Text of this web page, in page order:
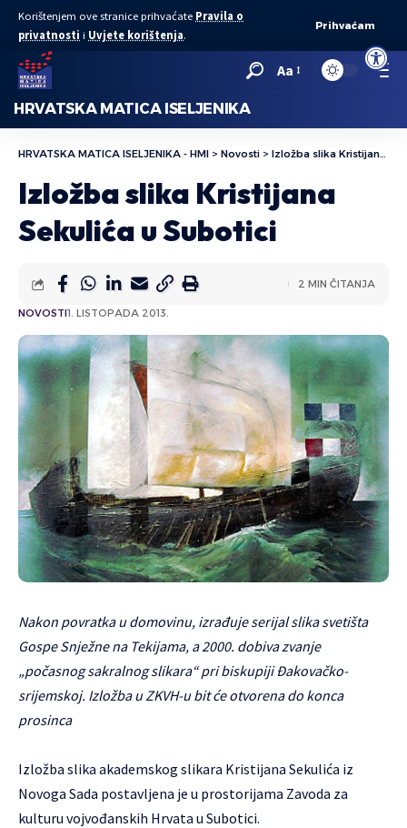
Open
Korištenjem ove stranice prihvaćate Pravila o
privatnosti i Uvjete korištenja.
Prihvaćam
Aa
HRVATSKA MATICA ISELJENIKA
HRVATSKA MATICA ISELJENIKA - HMI > Novosti > Izložba slika Kristijana Sekulića u Subotici
Izložba slika Kristijana
Sekulića u Subotici
NOVOSTI1. LISTOPADA 2013.
2 MIN ČITANJA
Nakon povratka u domovinu, izrađuje serijal slika svetišta
Gospe Snježne na Tekijama, a 2000. dobiva zvanje
„počasnog sakralnog slikara“ pri biskupiji Đakovačko-
srijemskoj. Izložba u ZKVH-u bit će otvorena do konca
prosinca
Izložba slika akademskog slikara Kristijana Sekulića iz
Novoga Sada postavljena je u prostorijama Zavoda za
kulturu vojvođanskih Hrvata u Subotici.